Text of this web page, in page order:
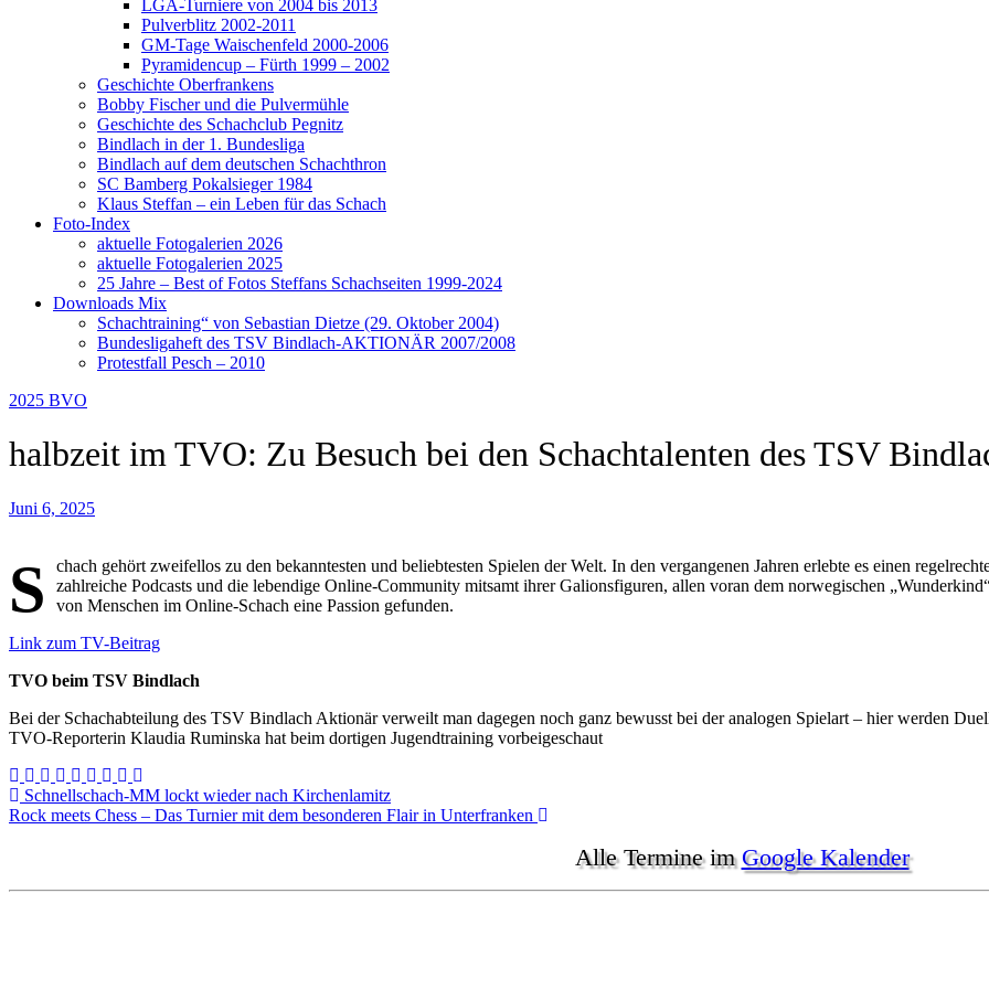
LGA-Turniere von 2004 bis 2013
Pulverblitz 2002-2011
GM-Tage Waischenfeld 2000-2006
Pyramidencup – Fürth 1999 – 2002
Geschichte Oberfrankens
Bobby Fischer und die Pulvermühle
Geschichte des Schachclub Pegnitz
Bindlach in der 1. Bundesliga
Bindlach auf dem deutschen Schachthron
SC Bamberg Pokalsieger 1984
Klaus Steffan – ein Leben für das Schach
Foto-Index
aktuelle Fotogalerien 2026
aktuelle Fotogalerien 2025
25 Jahre – Best of Fotos Steffans Schachseiten 1999-2024
Downloads Mix
Schachtraining“ von Sebastian Dietze (29. Oktober 2004)
Bundesligaheft des TSV Bindlach-AKTIONÄR 2007/2008
Protestfall Pesch – 2010
2025 BVO
halbzeit im TVO: Zu Besuch bei den Schachtalenten des TSV
Juni 6, 2025
S
chach gehört zweifellos zu den bekanntesten und beliebtesten Spielen der Welt. In den vergangenen Jahren erlebte es einen
zahlreiche Podcasts und die lebendige Online-Community mitsamt ihrer Galionsfiguren, allen voran dem norwegischen
von Menschen im Online-Schach eine Passion gefunden.
Link zum TV-Beitrag
TVO beim TSV Bindlach
Bei der Schachabteilung des TSV Bindlach Aktionär verweilt man dagegen noch ganz bewusst bei der analogen Spielart – hier werden
TVO-Reporterin Klaudia Ruminska hat beim dortigen Jugendtraining vorbeigeschaut
Beitragsnavigation
Schnellschach-MM lockt wieder nach Kirchenlamitz
Rock meets Chess – Das Turnier mit dem besonderen Flair in Unterfranken
Alle Termine im Google Kalender